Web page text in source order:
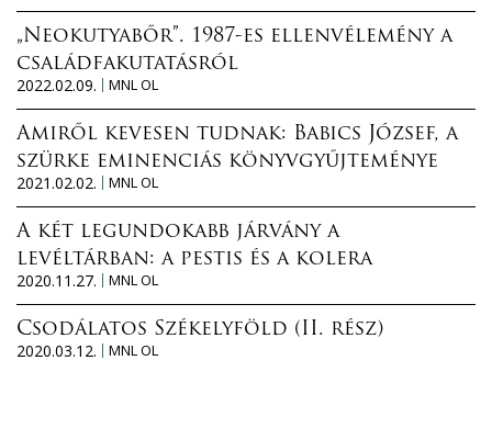
„Neokutyabőr”. 1987-es ellenvélemény a
családfakutatásról
2022.02.09.
MNL OL
Amiről kevesen tudnak: Babics József, a
szürke eminenciás könyvgyűjteménye
2021.02.02.
MNL OL
A két legundokabb járvány a
levéltárban: a pestis és a kolera
2020.11.27.
MNL OL
Csodálatos Székelyföld (II. rész)
2020.03.12.
MNL OL